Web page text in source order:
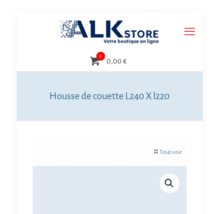
0
0,00 €
Housse de couette L240 X l220
Tout voir